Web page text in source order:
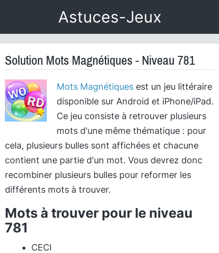
Astuces-Jeux
Solution Mots Magnétiques - Niveau 781
Mots Magnétiquesest un jeu littéraire
disponible sur Android et iPhone/iPad.
Ce jeu consiste à retrouver plusieurs
mots d'une même thématique : pour
cela, plusieurs bulles sont affichées et chacune
contient une partie d'un mot. Vous devrez donc
recombiner plusieurs bulles pour reformer les
différents mots à trouver.
Mots à trouver pour le niveau
781
CECI